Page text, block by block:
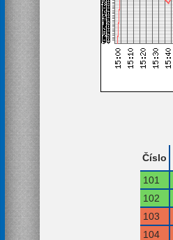
Číslo
101
102
103
104